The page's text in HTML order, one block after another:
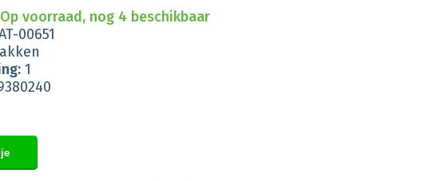
Op voorraad, nog 4 beschikbaar
00651
1